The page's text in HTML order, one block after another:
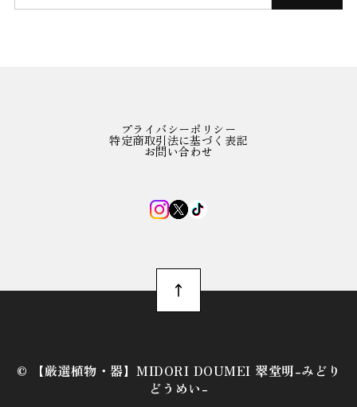
プライバシーポリシー
特定商取引法に基づく表記
お問い合わせ
©︎ 【厳選植物・器】MIDORI DOUMEI 翠堂明-みどり
どうめい-